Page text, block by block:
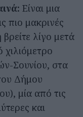
Είναι μια
πιο μακρινές
λίγο μετά
χιλιόμετρο
Σουνίου, στα
Δήμου
μία από τις
και